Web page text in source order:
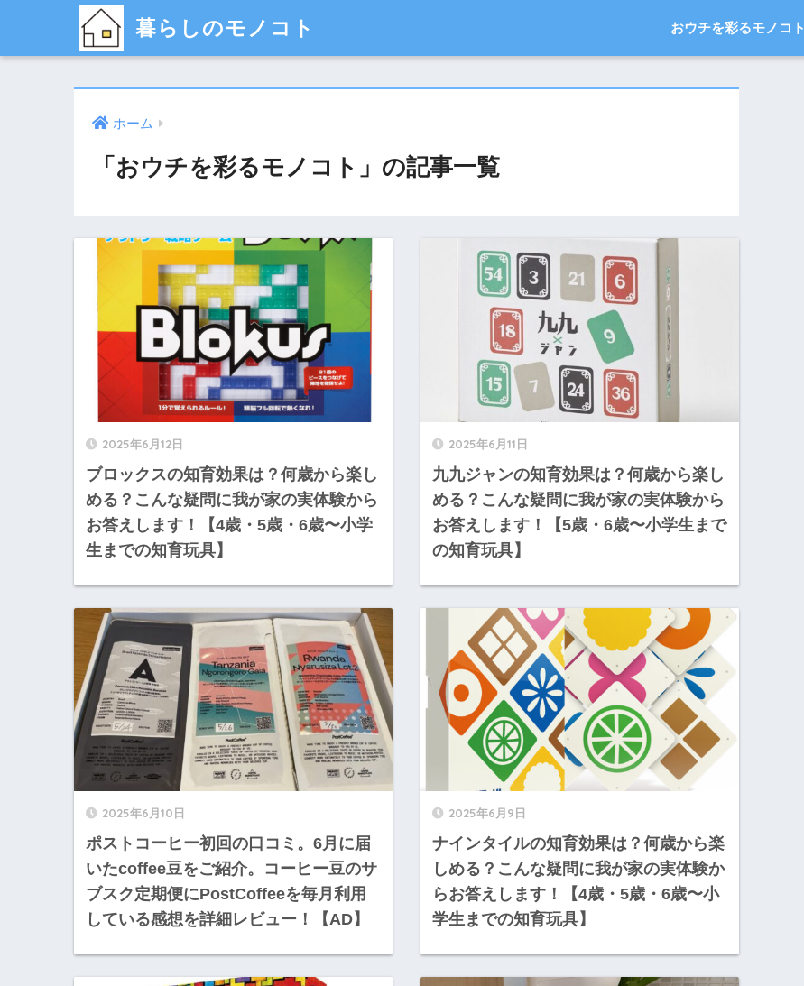
暮らしのモノコト おウチを彩るモノコト
ホーム
「おウチを彩るモノコト」の記事一覧
2025年6月12日
ブロックスの知育効果は？何歳から楽し
める？こんな疑問に我が家の実体験から
お答えします！【4歳・5歳・6歳〜小学
生までの知育玩具】
2025年6月11日
九九ジャンの知育効果は？何歳から楽し
める？こんな疑問に我が家の実体験から
お答えします！【5歳・6歳〜小学生まで
の知育玩具】
2025年6月10日
ポストコーヒー初回の口コミ。6月に届
いたcoffee豆をご紹介。コーヒー豆のサ
ブスク定期便にPostCoffeeを毎月利用
している感想を詳細レビュー！【AD】
2025年6月9日
ナインタイルの知育効果は？何歳から楽
しめる？こんな疑問に我が家の実体験か
らお答えします！【4歳・5歳・6歳〜小
学生までの知育玩具】